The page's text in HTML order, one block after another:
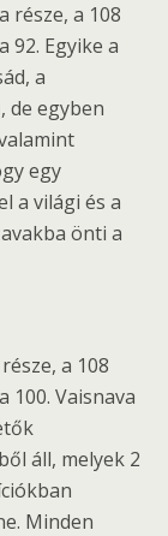
része, a 108
Egyike a
a
de egyben
egy
a világi és a
önti a
a 108
Vaisnava
áll, melyek 2
Minden